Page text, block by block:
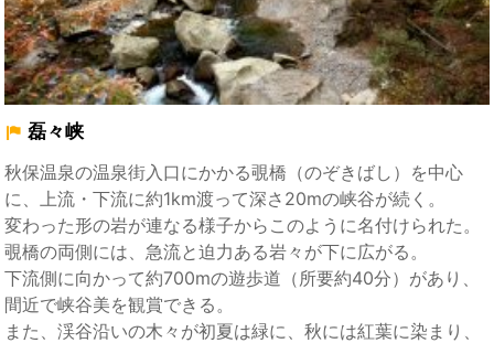
磊々峡
秋保温泉の温泉街入口にかかる覗橋（のぞきばし）を中心
に、上流・下流に約1km渡って深さ20mの峡谷が続く。
変わった形の岩が連なる様子からこのように名付けられた。
覗橋の両側には、急流と迫力ある岩々が下に広がる。
下流側に向かって約700mの遊歩道（所要約40分）があり、
間近で峡谷美を観賞できる。
また、渓谷沿いの木々が初夏は緑に、秋には紅葉に染まり、